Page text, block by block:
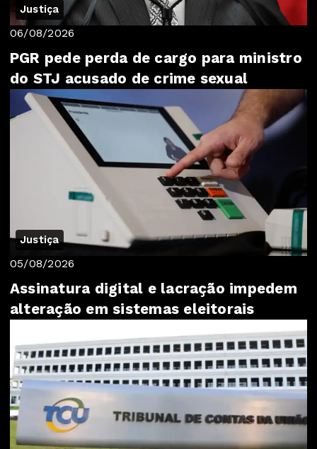
Justiça
06/08/2026
PGR pede perda de cargo para ministro
do STJ acusado de crime sexual
Justiça
05/08/2026
Assinatura digital e lacração impedem
alteração em sistemas eleitorais